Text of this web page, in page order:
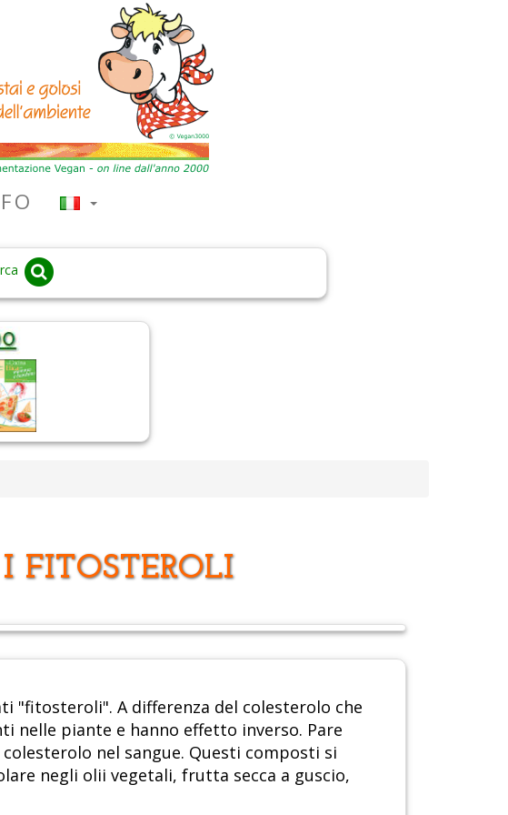
FITOSTEROLI
"fitosteroli". A differenza del colesterolo che
nelle piante e hanno effetto inverso. Pare
nel sangue. Questi composti si
negli olii vegetali, frutta secca a guscio,